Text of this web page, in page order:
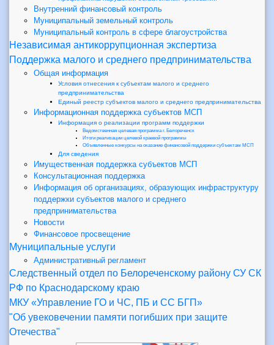
Внутренний финансовый контроль
Муниципальный земельный контроль
Муниципальный контроль в сфере благоустройства
Независимая антикоррупционная экспертиза
Поддержка малого и среднего предпринимательства
Общая информация
Условия отнесения к субъектам малого и среднего
предпринимательства
Единый реестр субъектов малого и среднего предпринимательства
Информационная поддержка субъектов МСП
Информация о реализации программ поддержки
Ведомственная целевая программа г. Белореченск
Итоги реализации целевой краевой программы
Объявленные конкурсы на оказание финансовой поддержки субъектам МСП
Для сведения
Имущественная поддержка субъектов МСП
Консультационная поддержка
Информация об организациях, образующих инфраструктуру
поддержки субъектов малого и среднего
предпринимательства
Новости
Финансовое просвещение
Муниципальные услуги
Административный регламент
Следственный отдел по Белореченскому району СУ СК
РФ по Краснодарскому краю
МКУ «Управление ГО и ЧС, ПБ и СС БГП»
"Об увековечении памяти погибших при защите
Отечества"